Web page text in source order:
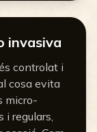
invasiva
controlat i
cosa evita
micro-
i regulars,